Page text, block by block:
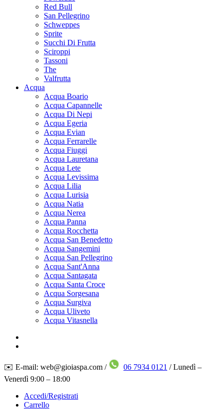
Red Bull
San Pellegrino
Schweppes
Sprite
Succhi Di Frutta
Sciroppi
Tassoni
The
Valfrutta
Acqua
Acqua Boario
Acqua Capannelle
Acqua Di Nepi
Acqua Egeria
Acqua Evian
Acqua Ferrarelle
Acqua Fiuggi
Acqua Lauretana
Acqua Lete
Acqua Levissima
Acqua Lilia
Acqua Lurisia
Acqua Natia
Acqua Nerea
Acqua Panna
Acqua Rocchetta
Acqua San Benedetto
Acqua Sangemini
Acqua San Pellegrino
Acqua Sant'Anna
Acqua Santagata
Acqua Santa Croce
Acqua Sorgesana
Acqua Surgiva
Acqua Uliveto
Acqua Vitasnella
✉️ E-mail: web@gioiaspa.com / 06 7934 0121 / Lunedì –
Venerdì 9:00 – 18:00
Accedi/Registrati
Carrello